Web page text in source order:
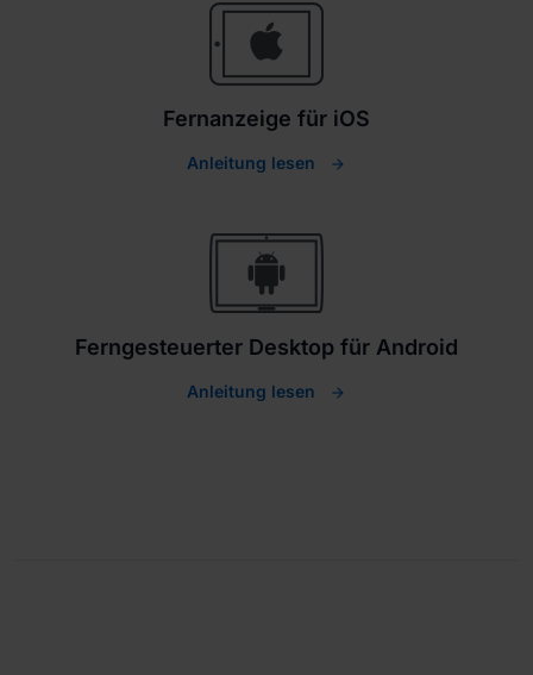
Fernanzeige für iOS
Anleitung lesen
Ferngesteuerter Desktop für Android
Anleitung lesen